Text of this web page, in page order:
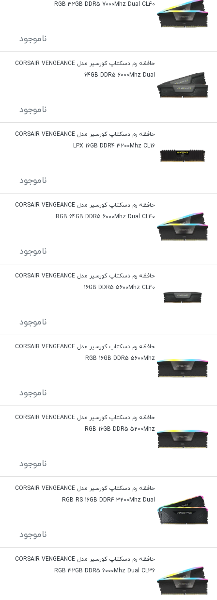
RGB 32GB DDR5 7000Mhz Dual CL40
ناموجود
حافظه رم دسکتاپ کورسیر مدل CORSAIR VENGEANCE
64GB DDR5 6000Mhz Dual
ناموجود
حافظه رم دسکتاپ کورسیر مدل CORSAIR VENGEANCE
LPX 16GB DDR4 3200Mhz CL16
ناموجود
حافظه رم دسکتاپ کورسیر مدل CORSAIR VENGEANCE
RGB 64GB DDR5 6000Mhz Dual CL40
ناموجود
حافظه رم دسکتاپ کورسیر مدل CORSAIR VENGEANCE
16GB DDR5 5600Mhz CL40
ناموجود
حافظه رم دسکتاپ کورسیر مدل CORSAIR VENGEANCE
RGB 16GB DDR5 5600Mhz
ناموجود
حافظه رم دسکتاپ کورسیر مدل CORSAIR VENGEANCE
RGB 16GB DDR5 5200Mhz
ناموجود
حافظه رم دسکتاپ کورسیر مدل CORSAIR VENGEANCE
RGB RS 16GB DDR4 3200Mhz Dual
ناموجود
حافظه رم دسکتاپ کورسیر مدل CORSAIR VENGEANCE
RGB 32GB DDR5 6000Mhz Dual CL36